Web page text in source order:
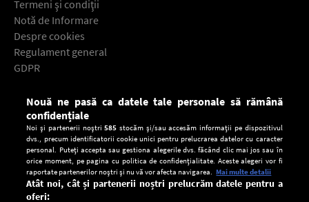
Termeni şi condiţii
Notă de Informare
Despre cookies
Regulament general
GDPR
Descarcă gratuit aplicaţia Europa FM pentru smartphone:
Nouă ne pasă ca datele tale personale să rămână
confidențiale
Noi și partenerii noștri585 stocăm și/sau accesăm informații pe dispozitivul
dvs., precum identificatorii cookie unici pentru prelucrarea datelor cu caracter
personal. Puteți accepta sau gestiona alegerile dvs. făcând clic mai jos sau în
orice moment, pe pagina cu politica de confidențialitate. Aceste alegeri vor fi
raportate partenerilor noștri și nu vă vor afecta navigarea. Mai multe detalii
Atât noi, cât și partenerii noștri prelucrăm datele pentru a
oferi: